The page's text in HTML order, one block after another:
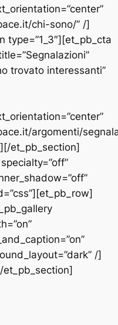
chi-sono/” /]
type=”1_3″][et_pb_cta
trovato interessanti”
argomenti/
et_pb_section]
/]